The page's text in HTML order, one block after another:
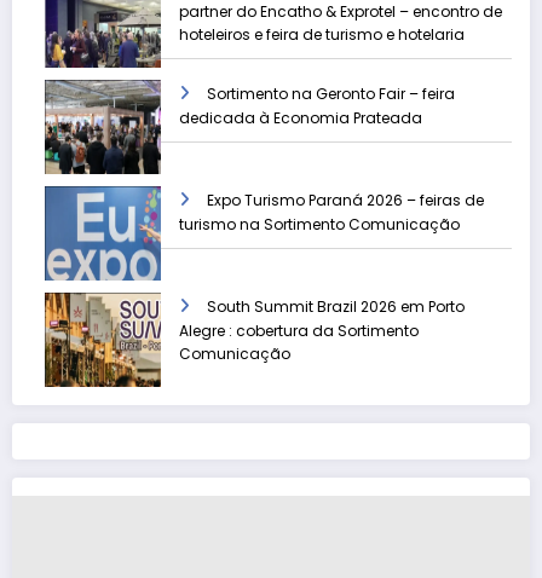
partner do Encatho & Exprotel – encontro de
hoteleiros e feira de turismo e hotelaria
Sortimento na Geronto Fair – feira
dedicada à Economia Prateada
Expo Turismo Paraná 2026 – feiras de
turismo na Sortimento Comunicação
South Summit Brazil 2026 em Porto
Alegre : cobertura da Sortimento
Comunicação